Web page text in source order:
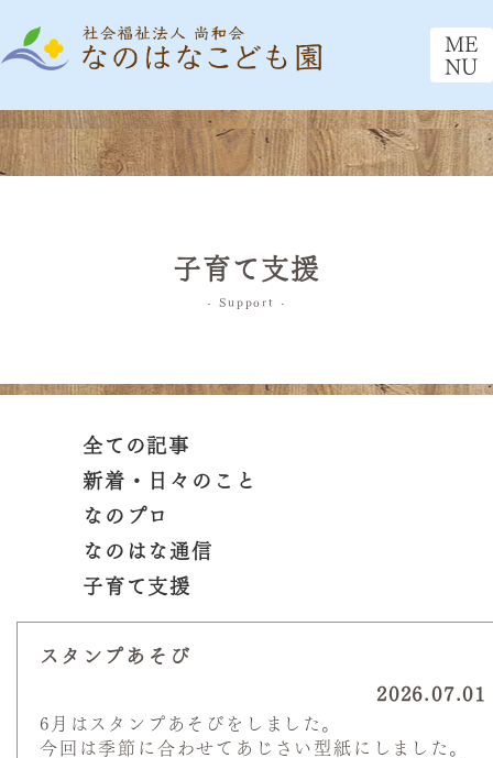
ME
NU
子育て支援
- Support -
全ての記事
新着・日々のこと
なのプロ
なのはな通信
子育て支援
スタンプあそび
2026.07.01
6月はスタンプあそびをしました。
今回は季節に合わせてあじさい型紙にしました。